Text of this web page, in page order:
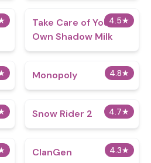
4.5★
Take Care of Your
Own Shadow Milk
4.8★
Monopoly
4.7★
Snow Rider 2
4.3★
ClanGen